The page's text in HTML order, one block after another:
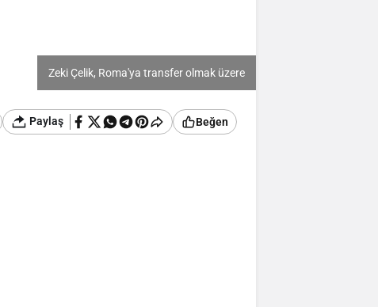
Zeki Çelik, Roma'ya transfer olmak üzere
Paylaş Beğen